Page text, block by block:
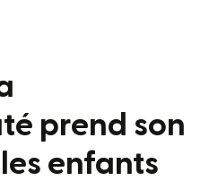
prend son
enfants